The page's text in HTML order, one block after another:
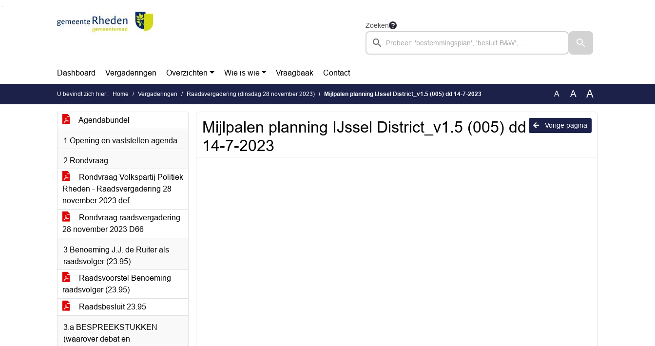
Zoeken
Dashboard Vergaderingen Overzichten Wie is wie Vraagbaak Contact
U bevindt zich hier: Home Vergaderingen Raadsvergadering (dinsdag 28 november 2023) Mijlpalen planning IJssel District_v1.5 (005) dd 14-7-2023 A A A
Agendabundel
1 Opening en vaststellen agenda
2 Rondvraag
Rondvraag Volkspartij Politiek
Rheden - Raadsvergadering 28
november 2023 def.
Rondvraag raadsvergadering
28 november 2023 D66
3 Benoeming J.J. de Ruiter als
raadsvolger (23.95)
Raadsvoorstel Benoeming
raadsvolger (23.95)
Raadsbesluit 23.95
3.a BESPREEKSTUKKEN
(waarover debat en
Vorige pagina
Mijlpalen planning IJssel District_v1.5 (005) dd
14-7-2023